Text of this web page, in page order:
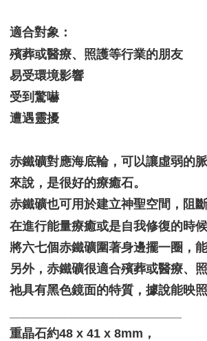
適合對象：
殯葬或醫療、照護等行業的朋友
易受環境影響
受到驚嚇
遭遇靈擾
赤鐵礦對應海底輪，可以讓虛弱的
來說，是很好的療癒石。
赤鐵礦也可用於建立神聖空間，阻
在進行能量療癒或是自我修復的時
將六七個赤鐵礦圍著身邊擺一圈，
另外，赤鐵礦很適合殯葬或醫療、
祂具有黑色鏡面的特質，據說能映
重晶石約48 x 41 x 8mm，